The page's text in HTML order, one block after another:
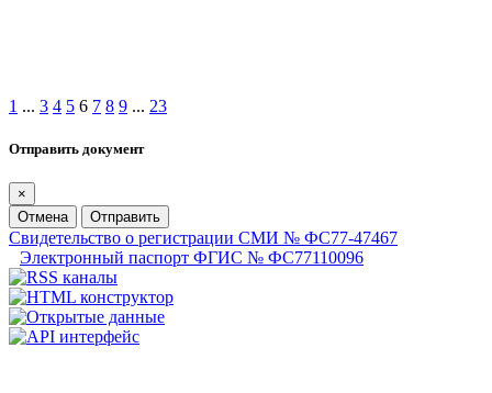
1 ... 3 4 5 6 7 8 9 ... 23
Отправить документ
×
Отмена
Отправить
Свидетельство о регистрации СМИ № ФС77-47467
Электронный паспорт ФГИС № ФС77110096